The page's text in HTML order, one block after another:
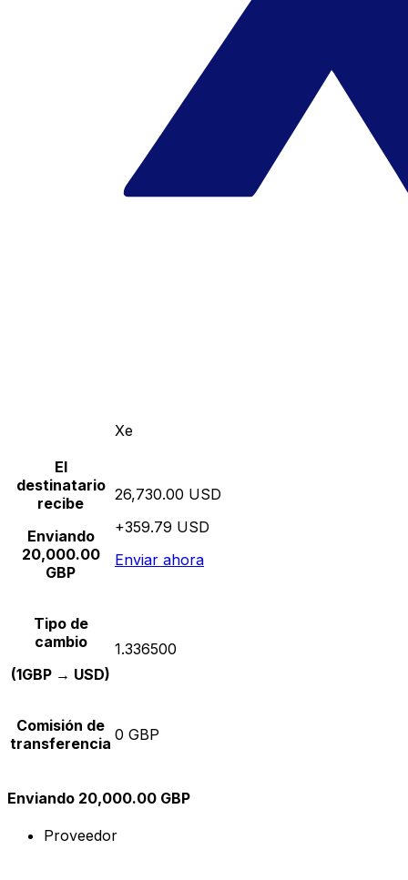
Xe
El
destinatario
recibe
Enviando
20,000.00
GBP
26,730.00 USD
+359.79 USD
Enviar ahora
Tipo de
cambio
(1GBP → USD)
1.336500
Comisión de
transferencia 0 GBP
Enviando 20,000.00 GBP
Proveedor